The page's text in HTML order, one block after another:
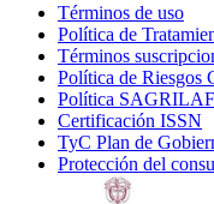
Términos de uso
in
Política de
Términos
Política de Riesgos
Política
Certificación ISSN
TyC Plan de
Protección del